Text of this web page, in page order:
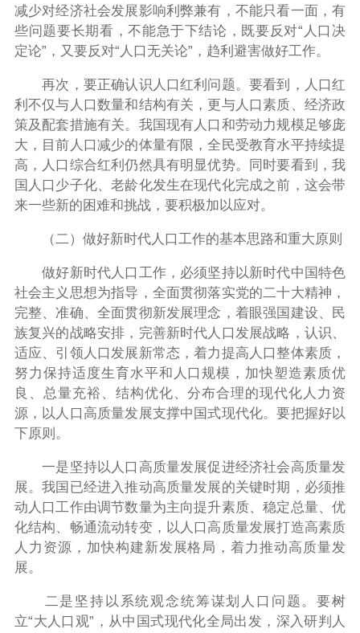
减少对经济社会发展影响利弊兼有，不能只看一面，有
些问题要长期看，不能急于下结论，既要反对“人口决
定论”，又要反对“人口无关论”，趋利避害做好工作。
再次，要正确认识人口红利问题。要看到，人口红
利不仅与人口数量和结构有关，更与人口素质、经济政
策及配套措施有关。我国现有人口和劳动力规模足够庞
大，目前人口减少的体量有限，全民受教育水平持续提
高，人口综合红利仍然具有明显优势。同时要看到，我
国人口少子化、老龄化发生在现代化完成之前，这会带
来一些新的困难和挑战，要积极加以应对。
（二）做好新时代人口工作的基本思路和重大原则
做好新时代人口工作，必须坚持以新时代中国特色
社会主义思想为指导，全面贯彻落实党的二十大精神，
完整、准确、全面贯彻新发展理念，着眼强国建设、民
族复兴的战略安排，完善新时代人口发展战略，认识、
适应、引领人口发展新常态，着力提高人口整体素质，
努力保持适度生育水平和人口规模，加快塑造素质优
良、总量充裕、结构优化、分布合理的现代化人力资
源，以人口高质量发展支撑中国式现代化。要把握好以
下原则。
一是坚持以人口高质量发展促进经济社会高质量发
展。我国已经进入推动高质量发展的关键时期，必须推
动人口工作由调节数量为主向提升素质、稳定总量、优
化结构、畅通流动转变，以人口高质量发展打造高素质
人力资源，加快构建新发展格局，着力推动高质量发
展。
二是坚持以系统观念统筹谋划人口问题。要树
立“大人口观”，从中国式现代化全局出发，深入研判人